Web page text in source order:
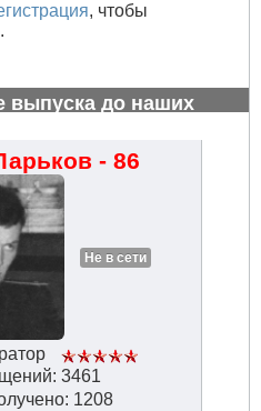
, чтобы
выпуска до наших
- 86
Не в сети
3461
1208